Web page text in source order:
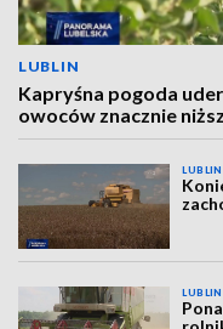
LUBLIN
Kapryśna pogoda
owoców znacznie
LUBLIN
LUBLIN